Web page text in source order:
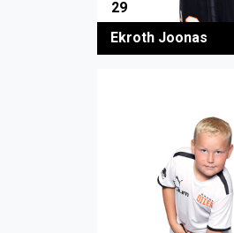
29
Ekroth Joonas